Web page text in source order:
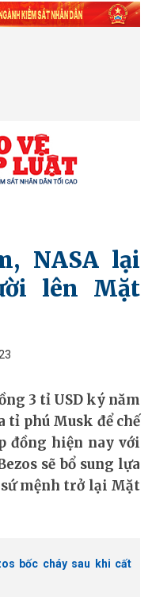
NASA lại
lên Mặt
3 tỉ USD ký năm
tỉ phú Musk để chế
đồng hiện nay với
sẽ bổ sung lựa
mệnh trở lại Mặt
bốc cháy sau khi cất